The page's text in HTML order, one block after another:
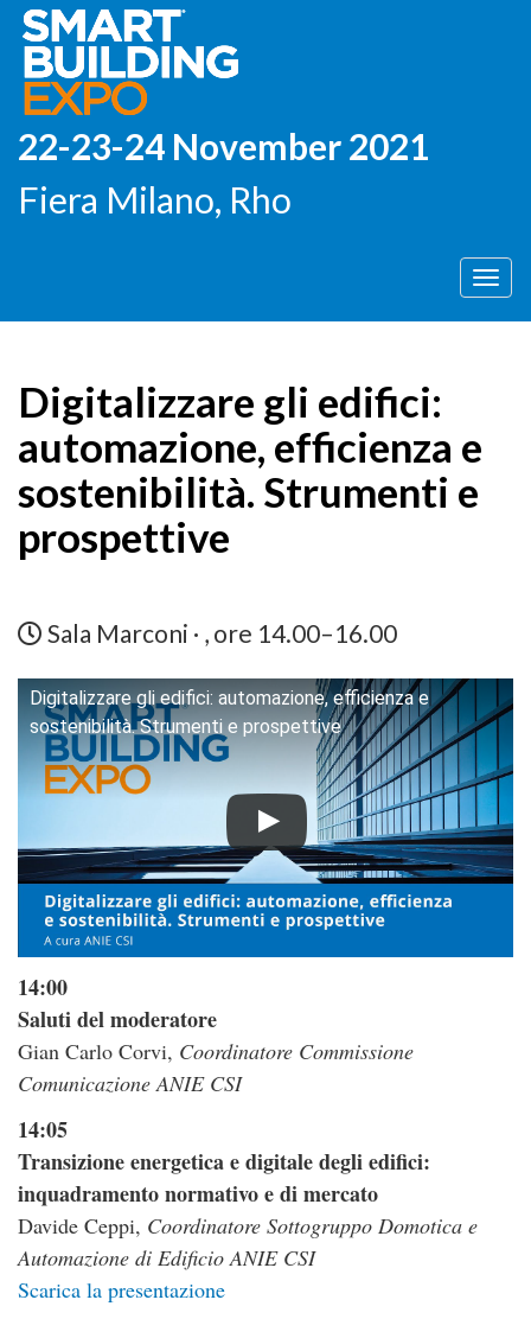
22-23-24 November 2021
Fiera Milano, Rho
Menù
Digitalizzare gli edifici:
automazione, efficienza e
sostenibilità. Strumenti e
prospettive
Sala Marconi · , ore 14.00–16.00
Digitalizzare gli edifici: automazione, efficienza e
sostenibilità. Strumenti e prospettive
14:00
Saluti del moderatore
Gian Carlo Corvi, Coordinatore Commissione
Comunicazione ANIE CSI
14:05
Transizione energetica e digitale degli edifici:
inquadramento normativo e di mercato
Davide Ceppi, Coordinatore Sottogruppo Domotica e
Automazione di Edificio ANIE CSI
Scarica la presentazione